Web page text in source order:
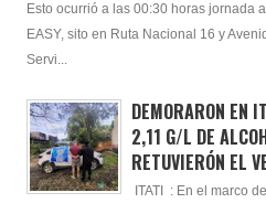
Esto ocurrió a las 00:30 horas jornada
EASY, sito en Ruta Nacional 16 y
Servi...
DEMORARON EN
2,11 G/L DE
RETUVIERÓN EL
ITATI : En el marco